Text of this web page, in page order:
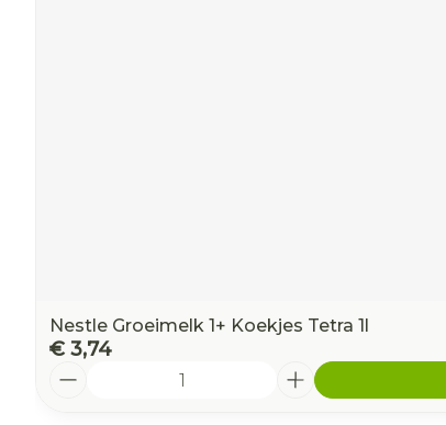
Nestle Groeimelk 1+ Koekjes Tetra 1l
€ 3,74